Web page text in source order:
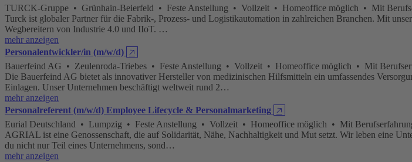
TURCK-Gruppe • Grünhain-Beierfeld • Feste Anstellung • Vollzeit • Homeoffice möglich • Mit
Turck ist globaler Partner für die Fabrik-, Prozess- und Logistikautomation in zahlreichen Branchen. Mit
Wegbereitern von Industrie 4.0 und IIoT. …
mehr anzeigen
Personalentwickler/in (m/w/d) 🡥
Bauerfeind AG • Zeulenroda-Triebes • Feste Anstellung • Vollzeit • Homeoffice möglich • Mit
Die Bauerfeind AG bietet als innovativer Hersteller von medizinischen Hilfsmitteln ein umfassendes
Einlagen. Unser Unternehmen beschäftigt weltweit rund 2…
mehr anzeigen
Personalreferent (m/w/d) Employee Lifecycle & Personalmarketing
🡥
Eurial Deutschland • Lumpzig • Feste Anstellung • Vollzeit • Homeoffice möglich • Mit
AGRIAL ist eine Genossenschaft, die auf Solidarität, Nähe, Nachhaltigkeit und Mut setzt. Wir leben eine
du nicht nur Teil eines Unternehmens, sond…
mehr anzeigen